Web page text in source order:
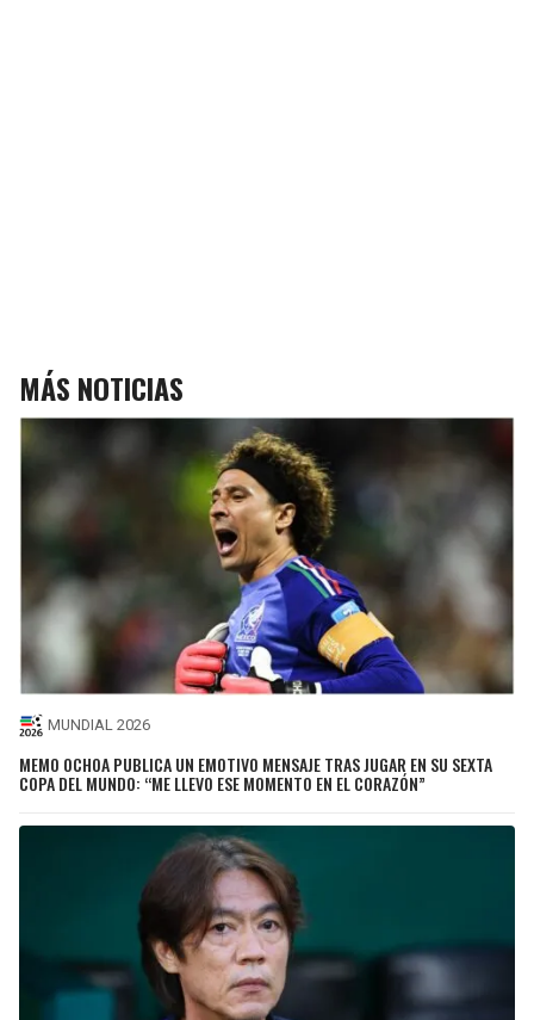
MÁS NOTICIAS
MUNDIAL 2026
MEMO OCHOA PUBLICA UN EMOTIVO MENSAJE TRAS JUGAR EN SU SEXTA
COPA DEL MUNDO: “ME LLEVO ESE MOMENTO EN EL CORAZÓN”